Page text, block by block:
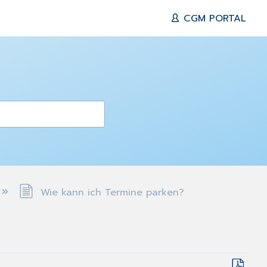
CGM PORTAL
Wie kann ich Termine parken?